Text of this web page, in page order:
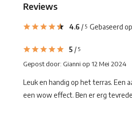
Reviews
4.6 / 5 Gebaseerd
5 / 5
Gepost door: Gianni op 12 Mei 2024
Leuk en handig op het terras. Een
een wow effect. Ben er erg